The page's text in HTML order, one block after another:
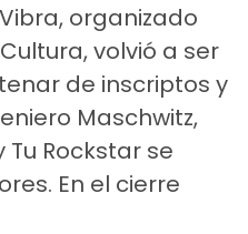
organizado
volvió a ser
de inscriptos y
Maschwitz,
Rockstar se
En el cierre